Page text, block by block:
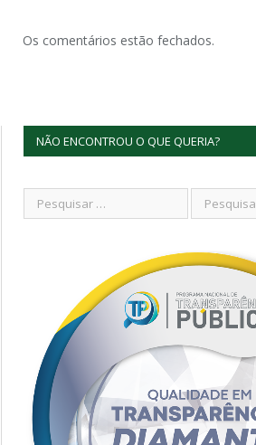
Os comentários estão fechados.
NÃO ENCONTROU O QUE QUERIA?